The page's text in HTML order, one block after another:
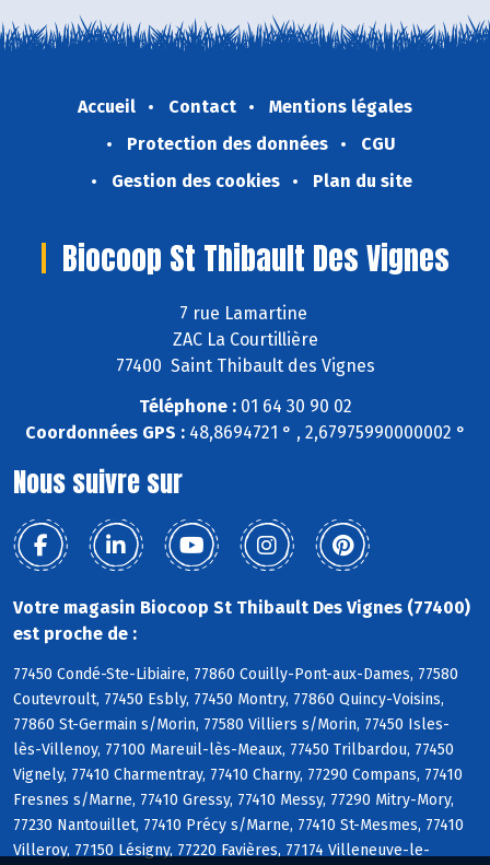
Accueil Contact
Mentions légales
Protection des données
CGU
Gestion des cookies
Plan du site
Biocoop St Thibault Des Vignes
7 rue Lamartine
ZAC La Courtillière
77400 Saint Thibault des Vignes
Téléphone :01 64 30 90 02
Coordonnées GPS :48,8694721 ° , 2,67975990000002 °
Nous suivre sur
Votre magasin Biocoop St Thibault Des Vignes (77400)
est proche de :
77450 Condé-Ste-Libiaire, 77860 Couilly-Pont-aux-Dames, 77580
Coutevroult, 77450 Esbly, 77450 Montry, 77860 Quincy-Voisins,
77860 St-Germain s/Morin, 77580 Villiers s/Morin, 77450 Isles-
lès-Villenoy, 77100 Mareuil-lès-Meaux, 77450 Trilbardou, 77450
Vignely, 77410 Charmentray, 77410 Charny, 77290 Compans, 77410
Fresnes s/Marne, 77410 Gressy, 77410 Messy, 77290 Mitry-Mory,
77230 Nantouillet, 77410 Précy s/Marne, 77410 St-Mesmes, 77410
Villeroy, 77150 Lésigny, 77220 Favières, 77174 Villeneuve-le-